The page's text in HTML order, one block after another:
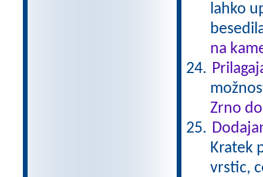
lahko
na
Zrno
Kratek
vrstic,